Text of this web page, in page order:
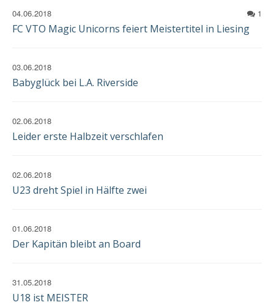
1
04.06.2018
FC VTO Magic Unicorns feiert Meistertitel in Liesing
03.06.2018
Babyglück bei L.A. Riverside
02.06.2018
Leider erste Halbzeit verschlafen
02.06.2018
U23 dreht Spiel in Hälfte zwei
01.06.2018
Der Kapitän bleibt an Board
31.05.2018
U18 ist MEISTER